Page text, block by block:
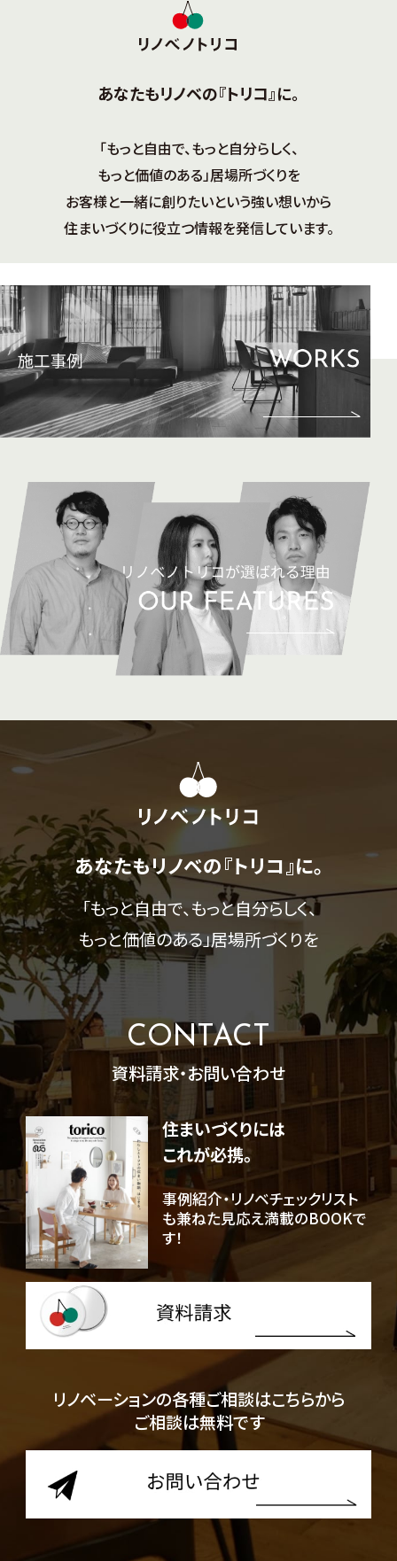
あなたもリノベの『トリコ』に。
「もっと自由で、もっと自分らしく、
もっと価値のある」居場所づくりを
お客様と一緒に創りたいという強い想いから
住まいづくりに役立つ情報を発信しています。
あなたもリノベの『トリコ』に。
「もっと自由で、もっと自分らしく、
もっと価値のある」居場所づくりを
CONTACT
資料請求・お問い合わせ
住まいづくりには
これが必携。
事例紹介・リノベチェックリスト
も兼ねた見応え満載のBOOKで
す！
リノベーションの各種ご相談はこちらから
ご相談は無料です